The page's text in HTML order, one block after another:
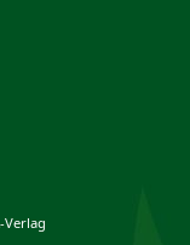
Verlag